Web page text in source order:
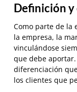
Definición
Como parte de la
la empresa, la
vinculándose
que debe
diferenciación
los clientes que